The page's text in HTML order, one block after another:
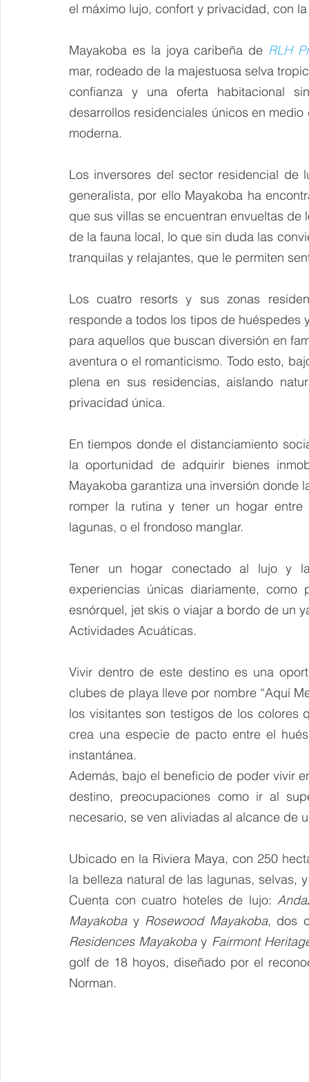
el máximo lujo, confort y privacidad, con
Mayakoba es la joya caribeña de RLH
mar, rodeado de la majestuosa selva
confianza y una oferta habitacional
desarrollos residenciales únicos en
moderna.
Los inversores del sector residencial de
generalista, por ello Mayakoba ha
que sus villas se encuentran envueltas
de la fauna local, lo que sin duda las
tranquilas y relajantes, que le permiten
Los cuatro resorts y sus zonas
responde a todos los tipos de huéspedes
para aquellos que buscan diversión en
aventura o el romanticismo. Todo esto,
plena en sus residencias, aislando
privacidad única.
En tiempos donde el distanciamiento
la oportunidad de adquirir bienes
Mayakoba garantiza una inversión donde
romper la rutina y tener un hogar
lagunas, o el frondoso manglar.
Tener un hogar conectado al lujo y
experiencias únicas diariamente,
esnórquel, jet skis o viajar a bordo de un
Actividades Acuáticas.
Vivir dentro de este destino es una
clubes de playa lleve por nombre “Aquí
los visitantes son testigos de los colores
crea una especie de pacto entre el
instantánea.
Además, bajo el beneficio de poder vivir
destino, preocupaciones como ir al
necesario, se ven aliviadas al alcance de
Ubicado en la Riviera Maya, con 250
la belleza natural de las lagunas, selvas,
Cuenta con cuatro hoteles de lujo:
Mayakoba y Rosewood Mayakoba, dos
Residences Mayakoba y Fairmont
golf de 18 hoyos, diseñado por el
Norman.